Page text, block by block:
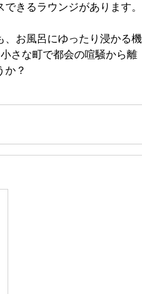
きるラウンジがあります。
お風呂にゆったり浸かる機
さな町で都会の喧騒から離
か？